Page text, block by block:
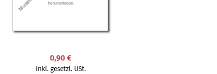
0,90 €
inkl. gesetzl. USt.